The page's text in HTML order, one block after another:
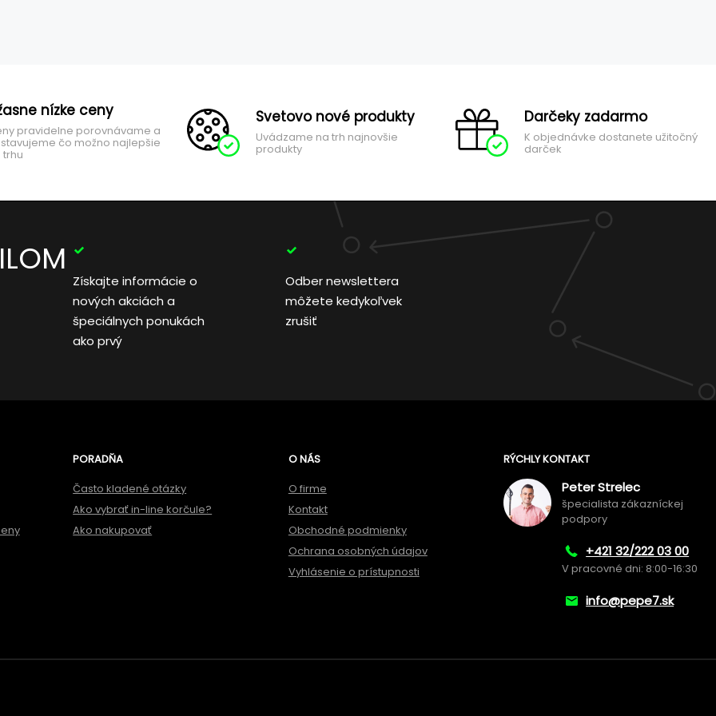
nízke ceny
pravidelne porovnávame a
čo možno najlepšie
trhu
Svetovo nové produkty
Uvádzame na trh najnovšie
produkty
Darčeky zadarmo
K objednávke dostanete užitočný
darček
Získajte informácie o
nových akciách a
špeciálnych ponukách
ako prvý
Odber newslettera
môžete kedykoľvek
zrušiť
PORADŇA
Často kladené otázky
Ako vybrať in-line korčule?
Ako nakupovať
O NÁS
O firme
Kontakt
Obchodné podmienky
Ochrana osobných údajov
Vyhlásenie o prístupnosti
RÝCHLY KONTAKT
Peter Strelec
špecialista zákazníckej
podpory
+421 32/222 03 00
V pracovné dni: 8:00-16:30
info@pepe7.sk